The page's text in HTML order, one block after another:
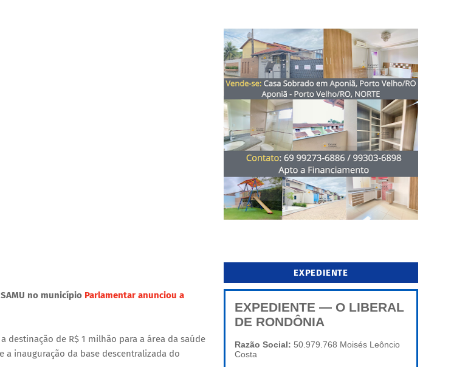
no município Parlamentar anunciou a
destinação de R$ 1 milhão para a área da saúde
inauguração da base descentralizada do
EXPEDIENTE
EXPEDIENTE — O LIBERAL
DE RONDÔNIA
Razão Social: 50.979.768 Moisés Leôncio
Costa